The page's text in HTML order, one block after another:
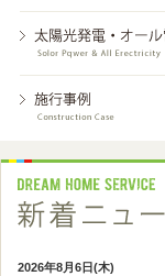
2026年8月6日(木)